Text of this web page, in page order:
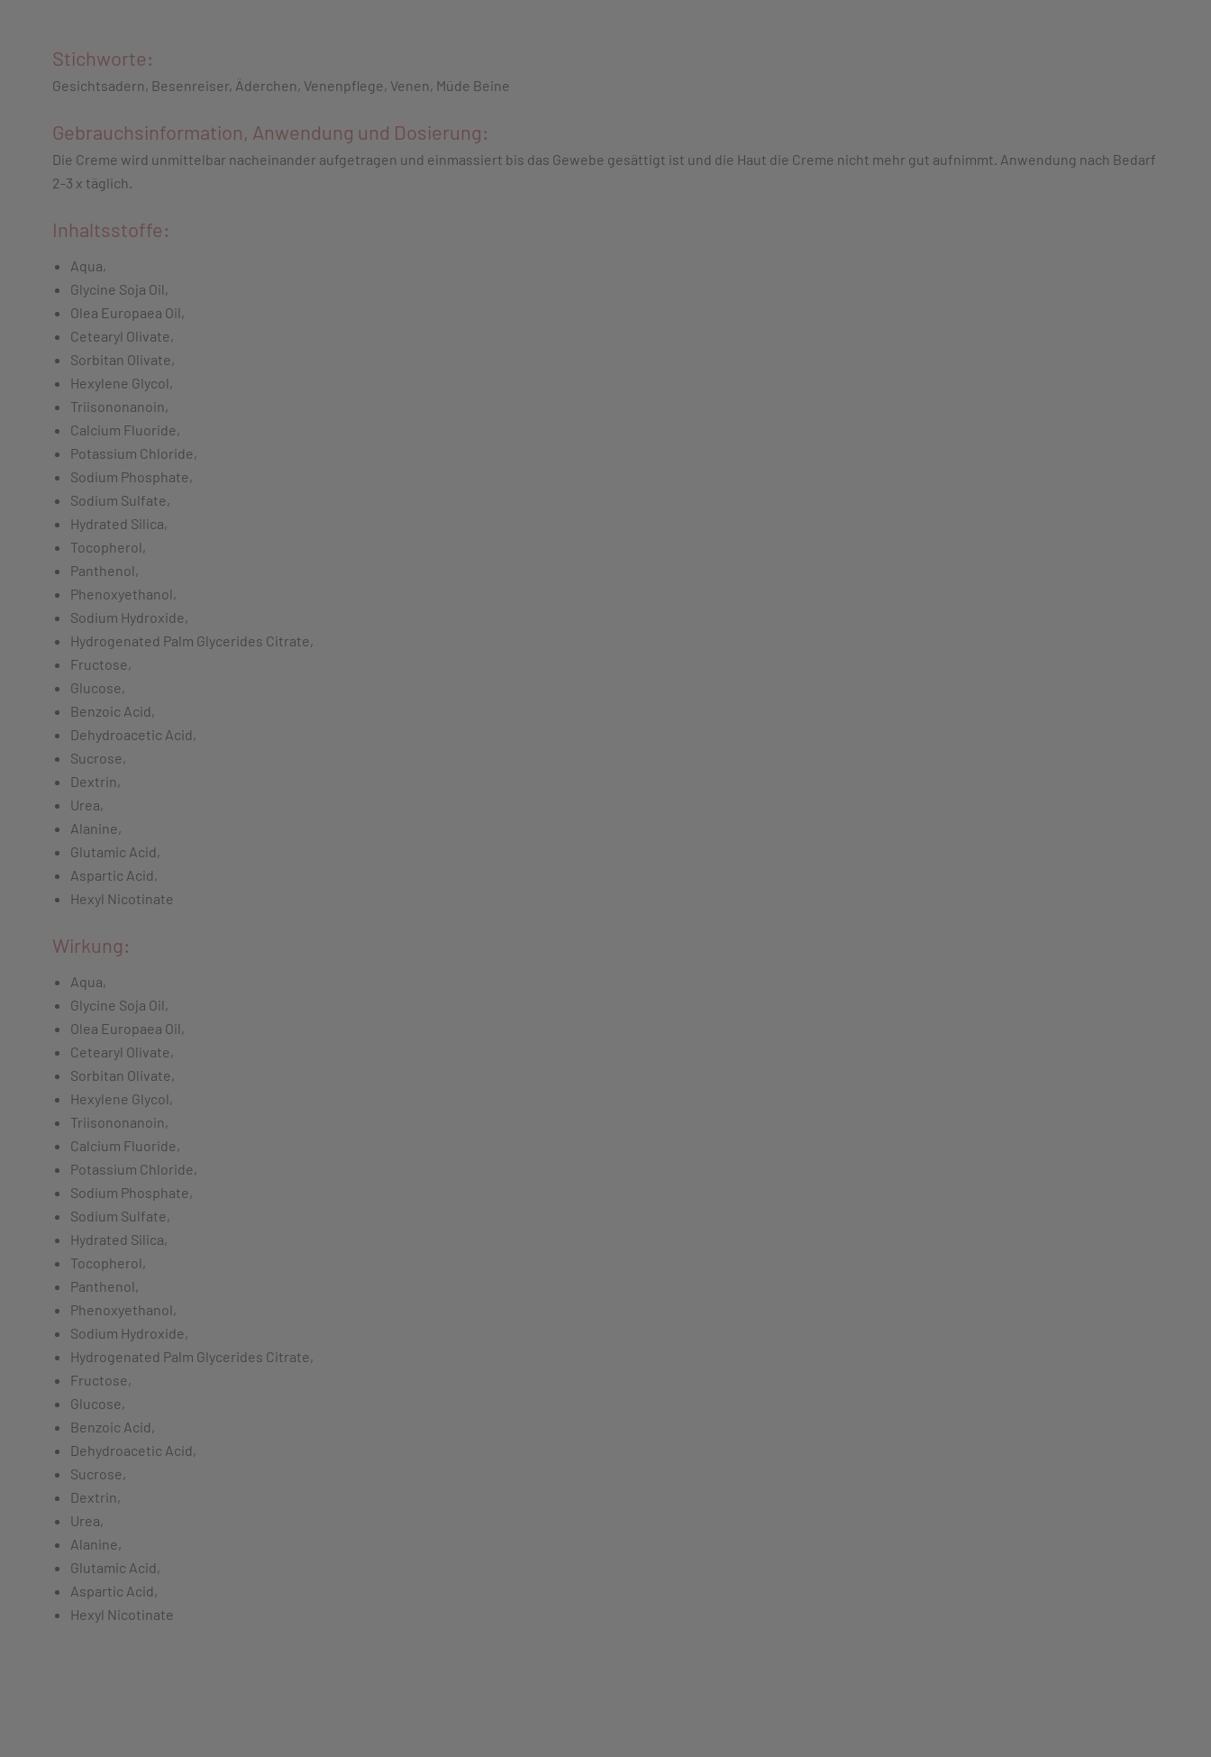
Stichworte:
Gesichtsadern, Besenreiser, Äderchen, Venenpflege, Venen, Müde Beine
Gebrauchsinformation, Anwendung und Dosierung:
Die Creme wird unmittelbar nacheinander aufgetragen und einmassiert bis das Gewebe gesättigt ist und die Haut die Creme nicht mehr gut aufnimmt. Anwendung nach Bedarf
2-3 x täglich.
Inhaltsstoffe:
Aqua,
Glycine Soja Oil,
Olea Europaea Oil,
Cetearyl Olivate,
Sorbitan Olivate,
Hexylene Glycol,
Triisononanoin,
Calcium Fluoride,
Potassium Chloride,
Sodium Phosphate,
Sodium Sulfate,
Hydrated Silica,
Tocopherol,
Panthenol,
Phenoxyethanol,
Sodium Hydroxide,
Hydrogenated Palm Glycerides Citrate,
Fructose,
Glucose,
Benzoic Acid,
Dehydroacetic Acid,
Sucrose,
Dextrin,
Urea,
Alanine,
Glutamic Acid,
Aspartic Acid,
Hexyl Nicotinate
Wirkung:
Aqua,
Glycine Soja Oil,
Olea Europaea Oil,
Cetearyl Olivate,
Sorbitan Olivate,
Hexylene Glycol,
Triisononanoin,
Calcium Fluoride,
Potassium Chloride,
Sodium Phosphate,
Sodium Sulfate,
Hydrated Silica,
Tocopherol,
Panthenol,
Phenoxyethanol,
Sodium Hydroxide,
Hydrogenated Palm Glycerides Citrate,
Fructose,
Glucose,
Benzoic Acid,
Dehydroacetic Acid,
Sucrose,
Dextrin,
Urea,
Alanine,
Glutamic Acid,
Aspartic Acid,
Hexyl Nicotinate